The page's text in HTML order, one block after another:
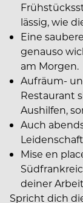
lässig, wie
Eine
genauso
am Morgen.
Aufräum-
Restaurant
Aushilfen,
Auch
Mise en
deiner
Spricht dich